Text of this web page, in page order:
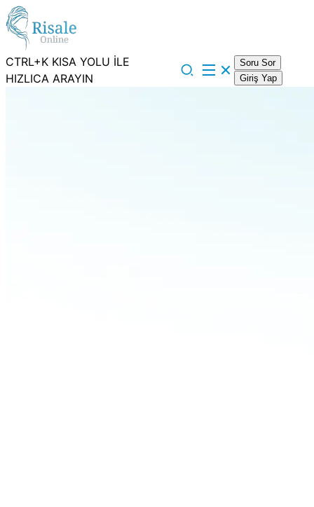
CTRL+K KISA YOLU İLE
HIZLICA ARAYIN
Soru Sor
Giriş Yap